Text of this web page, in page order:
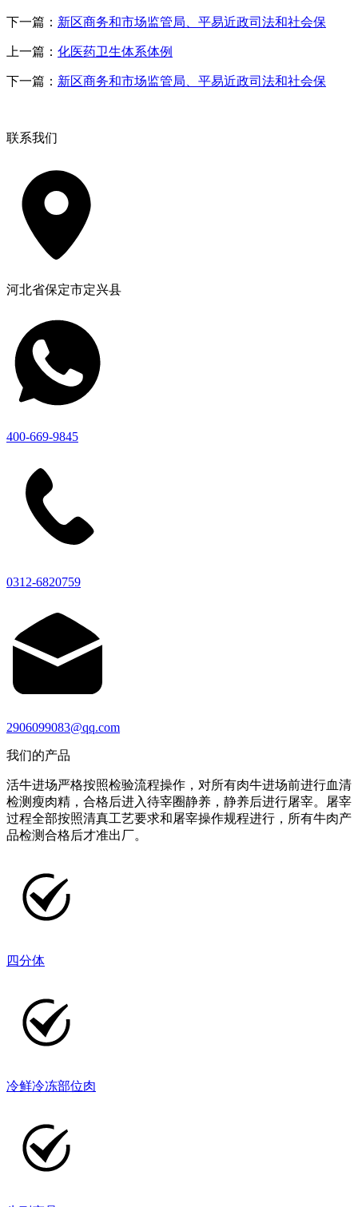
下一篇： 新区商务和市场监管局、平易近政司法和社会保
上一篇： 化医药卫生体系体例
下一篇： 新区商务和市场监管局、平易近政司法和社会保
联系我们
河北省保定市定兴县
400-669-9845
0312-6820759
2906099083@qq.com
我们的产品
活牛进场严格按照检验流程操作，对所有肉牛进场前进行血清
检测瘦肉精，合格后进入待宰圈静养，静养后进行屠宰。屠宰
过程全部按照清真工艺要求和屠宰操作规程进行，所有牛肉产
品检测合格后才准出厂。
四分体
冷鲜冷冻部位肉